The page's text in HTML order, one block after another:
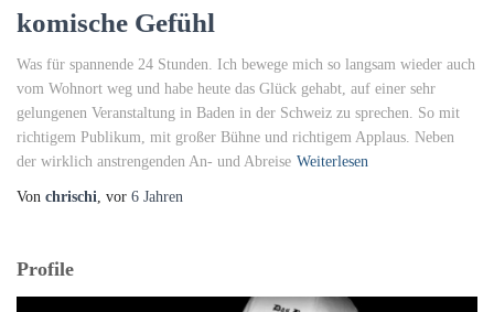
komische Gefühl
Was für spannende 24 Stunden. Ich bewege mich so langsam wieder auch
vom Wohnort weg und habe heute das Glück gehabt, auf einer sehr
gelungenen Veranstaltung in Baden in der Schweiz zu sprechen. So mit
richtigem Publikum, mit großer Bühne und richtigem Applaus. Neben
der wirklich anstrengenden An- und Abreise Weiterlesen
Von chrischi , vor 6 Jahren
Profile